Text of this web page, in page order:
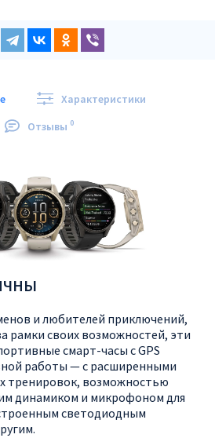
Характеристики
Отзывы 0
и любителей приключений,
рамки своих возможностей, эти
смарт-часы с GPS
работы — с расширенными
тренировок, возможностью
динамиком и микрофоном для
светодиодным